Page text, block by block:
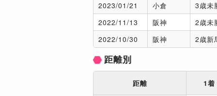
2023/01/21 小倉
3歳未
2022/11/13 阪神
2歳未
2022/10/30 阪神 2歳新
距離別
距離 1着